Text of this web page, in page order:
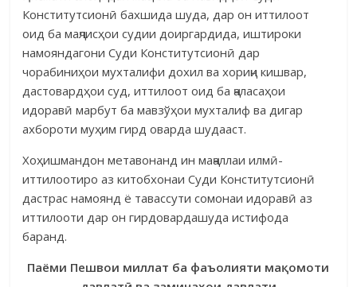
Конститутсионӣ бах­шида шуда, дар он иттилоот
оид ба маҷлисҳои судии доиргардида, иштироки
намояндагони Суди Конститутсионӣ дар
чорабиниҳои мухта­лифи дохил ва хориҷи кишвар,
дастовардҳои суд, иттилоот оид ба ҷала­са­ҳои
идоравӣ марбут ба мавзў­ҳои мухталиф ва дигар
ахбороти муҳим гирд оварда шудааст.
Хоҳишмандон метавонанд ин маҷаллаи илмӣ-
иттилоотиро аз китоб­хонаи Суди Конститутсионӣ
дастрас намоянд ё тавассути сомонаи идоравӣ аз
иттилооти дар он гирдовардашуда истифода
баранд.
Паёми Пешвои миллат ба фаъолияти мақомоти